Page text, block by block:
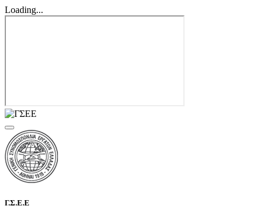
Loading...
Γ.Σ.Ε.Ε